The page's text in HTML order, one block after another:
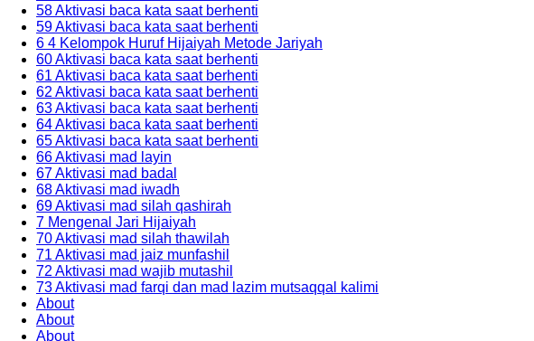
58 Aktivasi baca kata saat berhenti
59 Aktivasi baca kata saat berhenti
6 4 Kelompok Huruf Hijaiyah Metode Jariyah
60 Aktivasi baca kata saat berhenti
61 Aktivasi baca kata saat berhenti
62 Aktivasi baca kata saat berhenti
63 Aktivasi baca kata saat berhenti
64 Aktivasi baca kata saat berhenti
65 Aktivasi baca kata saat berhenti
66 Aktivasi mad layin
67 Aktivasi mad badal
68 Aktivasi mad iwadh
69 Aktivasi mad silah qashirah
7 Mengenal Jari Hijaiyah
70 Aktivasi mad silah thawilah
71 Aktivasi mad jaiz munfashil
72 Aktivasi mad wajib mutashil
73 Aktivasi mad farqi dan mad lazim mutsaqqal kalimi
About
About
About